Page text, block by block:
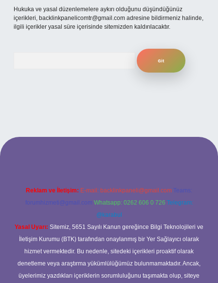
Hukuka ve yasal düzenlemelere aykırı olduğunu düşündüğünüz
içerikleri, backlinkpanelicomtr@gmail.com adresine bildirmeniz halinde,
ilgili içerikler yasal süre içerisinde sitemizden kaldırılacaktır.
giriş
Reklam ve İletişim: E-mail: backlinkpaneli@gmail.com Teams:
forumhizmeti@gmail.com Whatsapp: 0262 606 0 726 Telegram:
@karabul
Yasal Uyarı: Sitemiz, 5651 Sayılı Kanun gereğince Bilgi Teknolojileri ve
İletişim Kurumu (BTK) tarafından onaylanmış bir Yer Sağlayıcı olarak
hizmet vermektedir. Bu nedenle, sitedeki içerikleri proaktif olarak
denetleme veya araştırma yükümlülüğümüz bulunmamaktadır. Ancak,
üyelerimiz yazdıkları içeriklerin sorumluluğunu taşımakta olup, siteye